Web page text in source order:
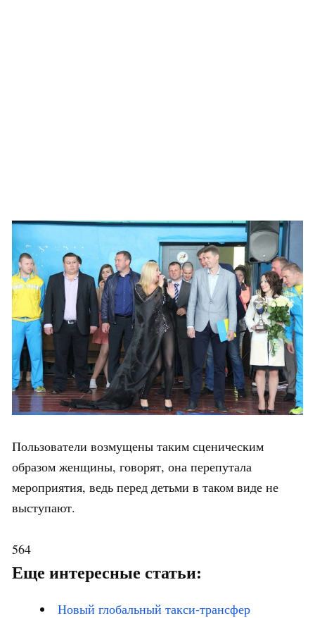
Пользователи возмущены таким сценическим
образом женщины, говорят, она перепутала
мероприятия, ведь перед детьми в таком виде не
выступают.
564
Еще интересные статьи:
Новый глобальный такси-трансфер